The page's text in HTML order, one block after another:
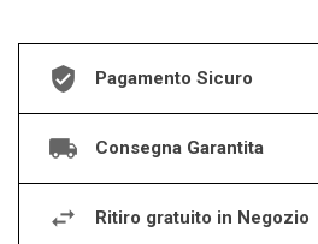
Pagamento Sicuro
Consegna Garantita
Ritiro gratuito in Negozio